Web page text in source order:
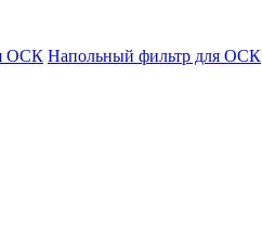
ОСК Напольный фильтр для ОСК